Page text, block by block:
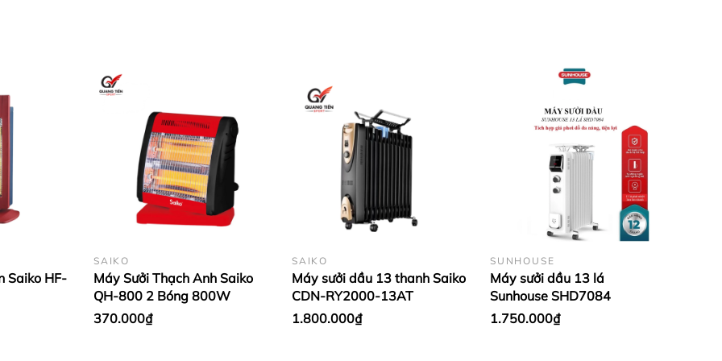
.
: số 11 ngõ 279 ngách 279/39 đường Hoàng Mai,quận Hoàng Mai,Hà Nội ( nếu có wifi , 3g
Quang Tiến " . - Điện thoại : 0986.728.135 - 0988.52.93.93 có zalo (gọi trong giờ hành chính
có zalo ( gọi ngoài giờ hành chính từ 11h30-14h ,từ 18h trờ đi và ngày chủ nhật - Email
trước ít tiền vận chuyển hoặc chuyển khoản
Saiko HF-
SAIKO
Máy Sưởi Thạch Anh Saiko
QH-800 2 Bóng 800W
370.000₫
SAIKO
Máy sưởi dầu 13 thanh Saiko
CDN-RY2000-13AT
1.800.000₫
SUNHOUSE
Máy sưởi dầu 13 lá
Sunhouse SHD7084
1.750.000₫